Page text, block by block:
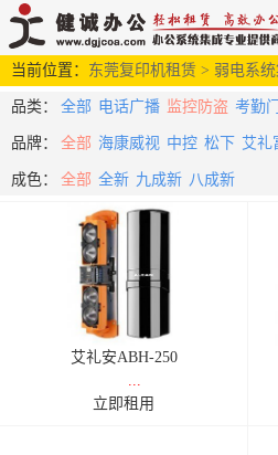
网站首页 解决方案 新闻中心
当前位置： 东莞复印机租赁 > 弱电系
品类： 全部 电话广播 监控防盗 考勤
品牌： 全部 海康威视 中控 松下 艾礼
成色： 全部 全新 九成新 八成新
艾礼安ABH-250
...
立即租用